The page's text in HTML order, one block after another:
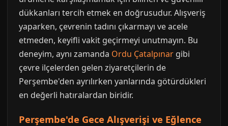
dükkanları tercih etmek en doğrusudur. Alışveriş
yaparken, çevrenin tadını çıkarmayı ve acele
etmeden, keyifli vakit geçirmeyi unutmayın. Bu
deneyim, aynı zamanda Ordu Çatalpınar gibi
çevre ilçelerden gelen ziyaretçilerin de
Perşembe'den ayrılırken yanlarında götürdükleri
en değerli hatıralardan biridir.
Perşembe'de Gece Alışverişi ve Eğlence